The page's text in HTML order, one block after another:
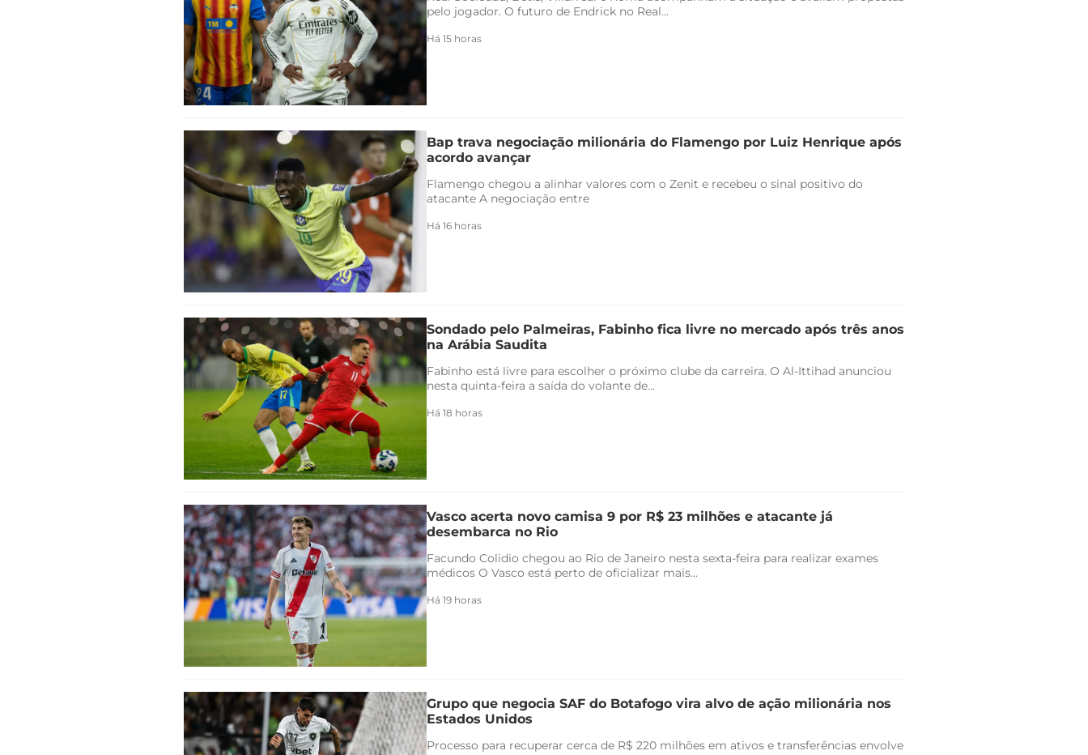
pelo jogador. O futuro de Endrick no Real...
Há 15 horas
Bap trava negociação milionária do Flamengo por Luiz Henrique após
acordo avançar
Flamengo chegou a alinhar valores com o Zenit e recebeu o sinal positivo do
atacante A negociação entre
Há 16 horas
Sondado pelo Palmeiras, Fabinho fica livre no mercado após três anos
na Arábia Saudita
Fabinho está livre para escolher o próximo clube da carreira. O Al-Ittihad anunciou
nesta quinta-feira a saída do volante de...
Há 18 horas
Vasco acerta novo camisa 9 por R$ 23 milhões e atacante já
desembarca no Rio
Facundo Colidio chegou ao Rio de Janeiro nesta sexta-feira para realizar exames
médicos O Vasco está perto de oficializar mais...
Há 19 horas
Grupo que negocia SAF do Botafogo vira alvo de ação milionária nos
Estados Unidos
Processo para recuperar cerca de R$ 220 milhões em ativos e transferências envolve